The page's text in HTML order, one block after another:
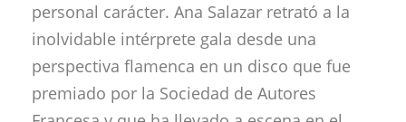
personal carácter. Ana Salazar retrató a la
inolvidable intérprete gala desde una
perspectiva flamenca en un disco que fue
premiado por la Sociedad de Autores